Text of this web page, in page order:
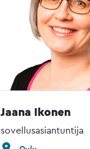
Jaana Ikonen
sovellusasiantuntija